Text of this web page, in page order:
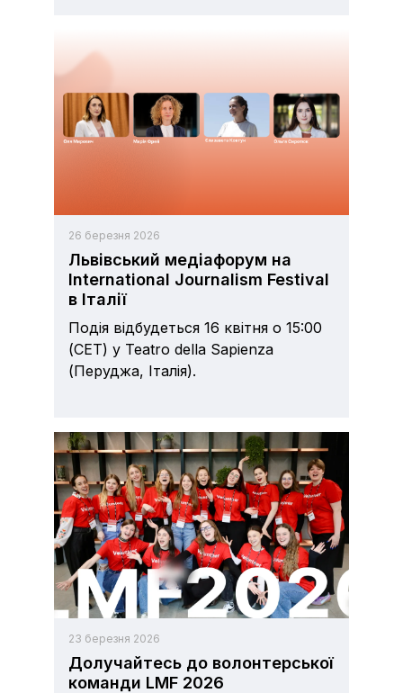
26 березня 2026
Львівський медіафорум на
International Journalism Festival
в Італії
Подія відбудеться 16 квітня о 15:00
(CET) у Teatro della Sapienza
(Перуджа, Італія).
23 березня 2026
Долучайтесь до волонтерської
команди LMF 2026